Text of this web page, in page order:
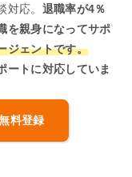
対応。 退職率が4％
を親身になってサポ
ジェントです。
ートに対応していま
料登録